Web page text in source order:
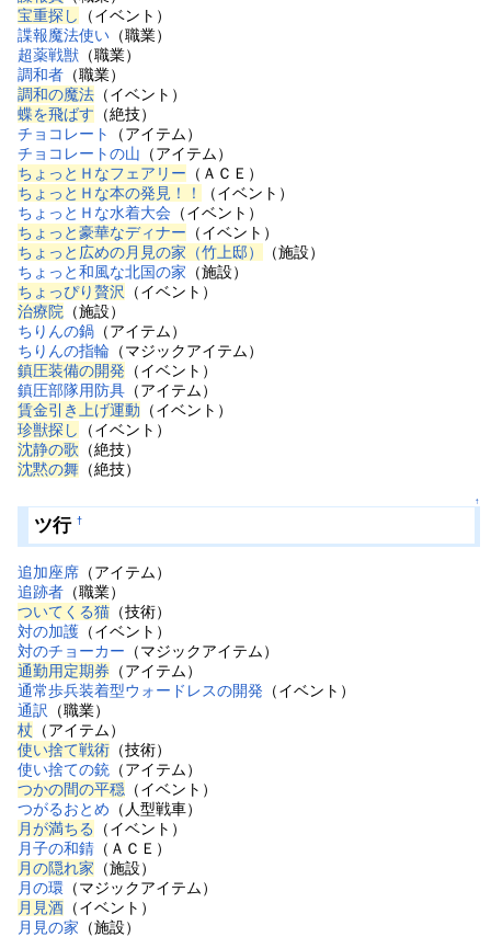
宝重探し
（イベント）
諜報魔法使い （職業）
超薬戦獣 （職業）
調和者 （職業）
調和の魔法 （イベント）
蝶を飛ばす （絶技）
チョコレート
（アイテム）
チョコレートの山 （アイテム）
ちょっとＨなフェアリー （ＡＣＥ）
ちょっとＨな本の発見！！
（イベント）
ちょっとＨな水着大会 （イベント）
ちょっと豪華なディナー （イベント）
ちょっと広めの月見の家（竹上邸）
（施設）
ちょっと和風な北国の家 （施設）
ちょっぴり贅沢
（イベント）
治療院 （施設）
ちりんの鍋 （アイテム）
ちりんの指輪 （マジックアイテム）
鎮圧装備の開発 （イベント）
鎮圧部隊用防具 （アイテム）
賃金引き上げ運動 （イベント）
珍獣探し
（イベント）
沈静の歌 （絶技）
沈黙の舞 （絶技）
↑
ツ行 †
追加座席 （アイテム）
追跡者 （職業）
ついてくる猫 （技術）
対の加護 （イベント）
対のチョーカー （マジックアイテム）
通勤用定期券 （アイテム）
通常歩兵装着型ウォードレスの開発 （イベント）
通訳 （職業）
杖 （アイテム）
使い捨て戦術 （技術）
使い捨ての銃 （アイテム）
つかの間の平穏 （イベント）
つがるおとめ （人型戦車）
月が満ちる
（イベント）
月子の和錆 （ＡＣＥ）
月の隠れ家 （施設）
月の環 （マジックアイテム）
月見酒 （イベント）
月見の家 （施設）